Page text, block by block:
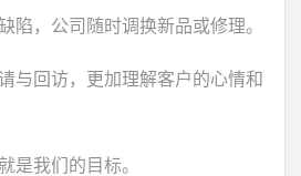
，公司随时调换新品或修理。
回访，更加理解客户的心情和
我们的目标。